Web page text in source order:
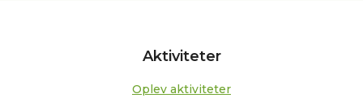
Aktiviteter
Oplev aktiviteter